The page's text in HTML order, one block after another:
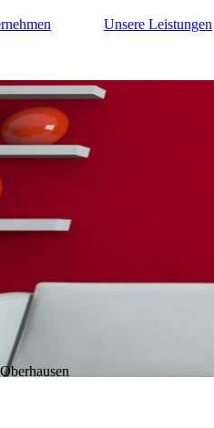
Unsere Leistungen